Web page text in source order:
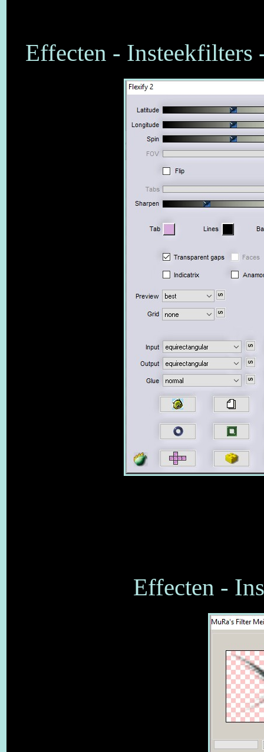
Effecten - Insteekfilters
Effecten -